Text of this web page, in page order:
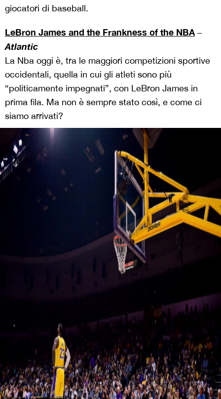
giocatori di baseball.
LeBron James and the Frankness of the NBA –
Atlantic
La Nba oggi è, tra le maggiori competizioni sportive
occidentali, quella in cui gli atleti sono più
“politicamente impegnati”, con LeBron James in
prima fila. Ma non è sempre stato così, e come ci
siamo arrivati?